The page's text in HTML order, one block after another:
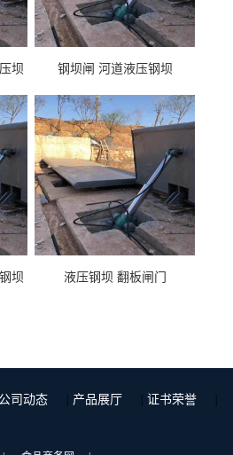
坝
钢坝闸 河道液压钢坝
坝 液压钢坝 翻板闸门
公司动态 产品展厅 证书荣誉